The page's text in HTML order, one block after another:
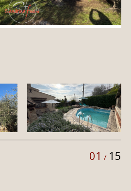
01 / 15